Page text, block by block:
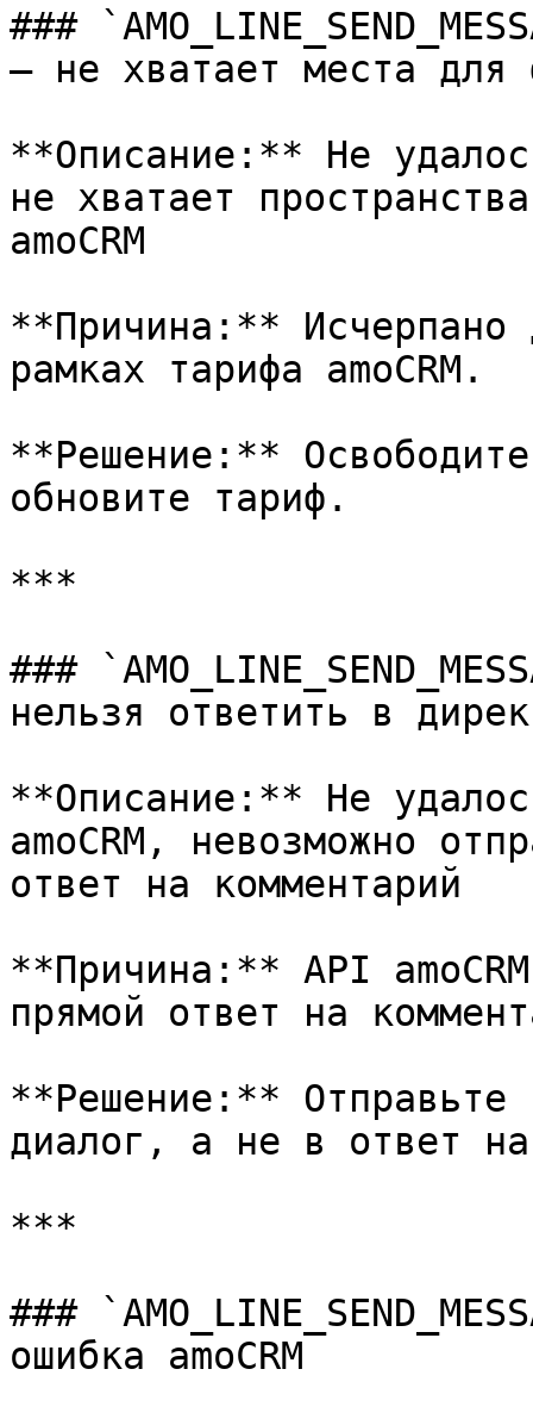
###
— не хватает места для
**Описание:** Не
не хватает
amoCRM
**Причина:** Исчерпано
рамках тарифа amoCRM.
**Решение:** Освободите
обновите тариф.
***
###
нельзя ответить в
**Описание:** Не
amoCRM, невозможно
ответ на комментарий
**Причина:** API
прямой ответ на
**Решение:** Отправьте
диалог, а не в ответ
***
###
ошибка amoCRM